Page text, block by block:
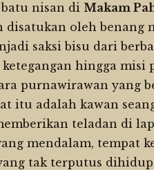
nisan di Makam
disatukan oleh benang
saksi bisu dari
hingga misi
purnawirawan yang
itu adalah kawan
teladan di
mendalam, tempat
tak terputus